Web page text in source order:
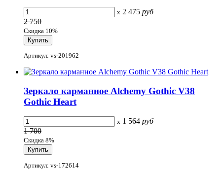
x 2 475 руб
2 750
Скидка 10%
Артикул: vs-201962
Зеркало карманное Alchemy Gothic V38
Gothic Heart
x 1 564 руб
1 700
Скидка 8%
Артикул: vs-172614